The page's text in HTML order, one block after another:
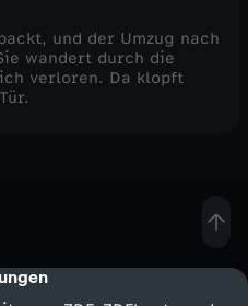
und der Umzug nach
wandert durch die
verloren. Da klopft